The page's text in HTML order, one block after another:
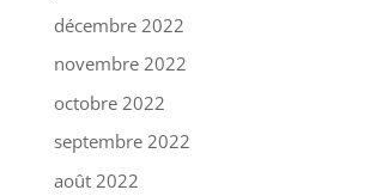
décembre 2022
novembre 2022
octobre 2022
septembre 2022
août 2022